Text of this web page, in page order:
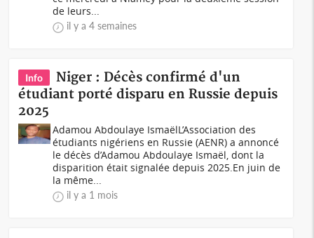
de leurs...
il y a 4 semaines
Info
Niger : Décès confirmé d'un
étudiant porté disparu en Russie depuis
2025
Adamou Abdoulaye IsmaëlL’Association des
étudiants nigériens en Russie (AENR) a annoncé
le décès d’Adamou Abdoulaye Ismaël, dont la
disparition était signalée depuis 2025.En juin de
la même...
il y a 1 mois